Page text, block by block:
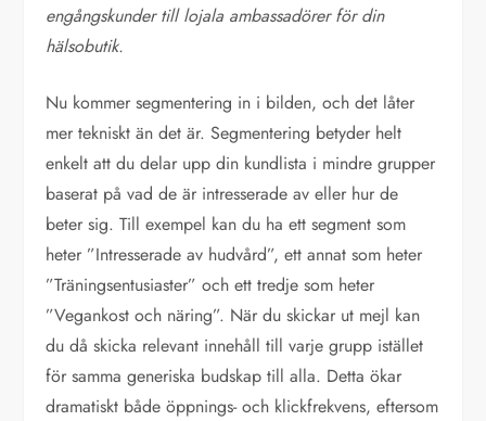
engångskunder till lojala ambassadörer för din
hälsobutik.
Nu kommer segmentering in i bilden, och det låter
mer tekniskt än det är. Segmentering betyder helt
enkelt att du delar upp din kundlista i mindre grupper
baserat på vad de är intresserade av eller hur de
beter sig. Till exempel kan du ha ett segment som
heter ”Intresserade av hudvård”, ett annat som heter
”Träningsentusiaster” och ett tredje som heter
”Vegankost och näring”. När du skickar ut mejl kan
du då skicka relevant innehåll till varje grupp istället
för samma generiska budskap till alla. Detta ökar
dramatiskt både öppnings- och klickfrekvens, eftersom